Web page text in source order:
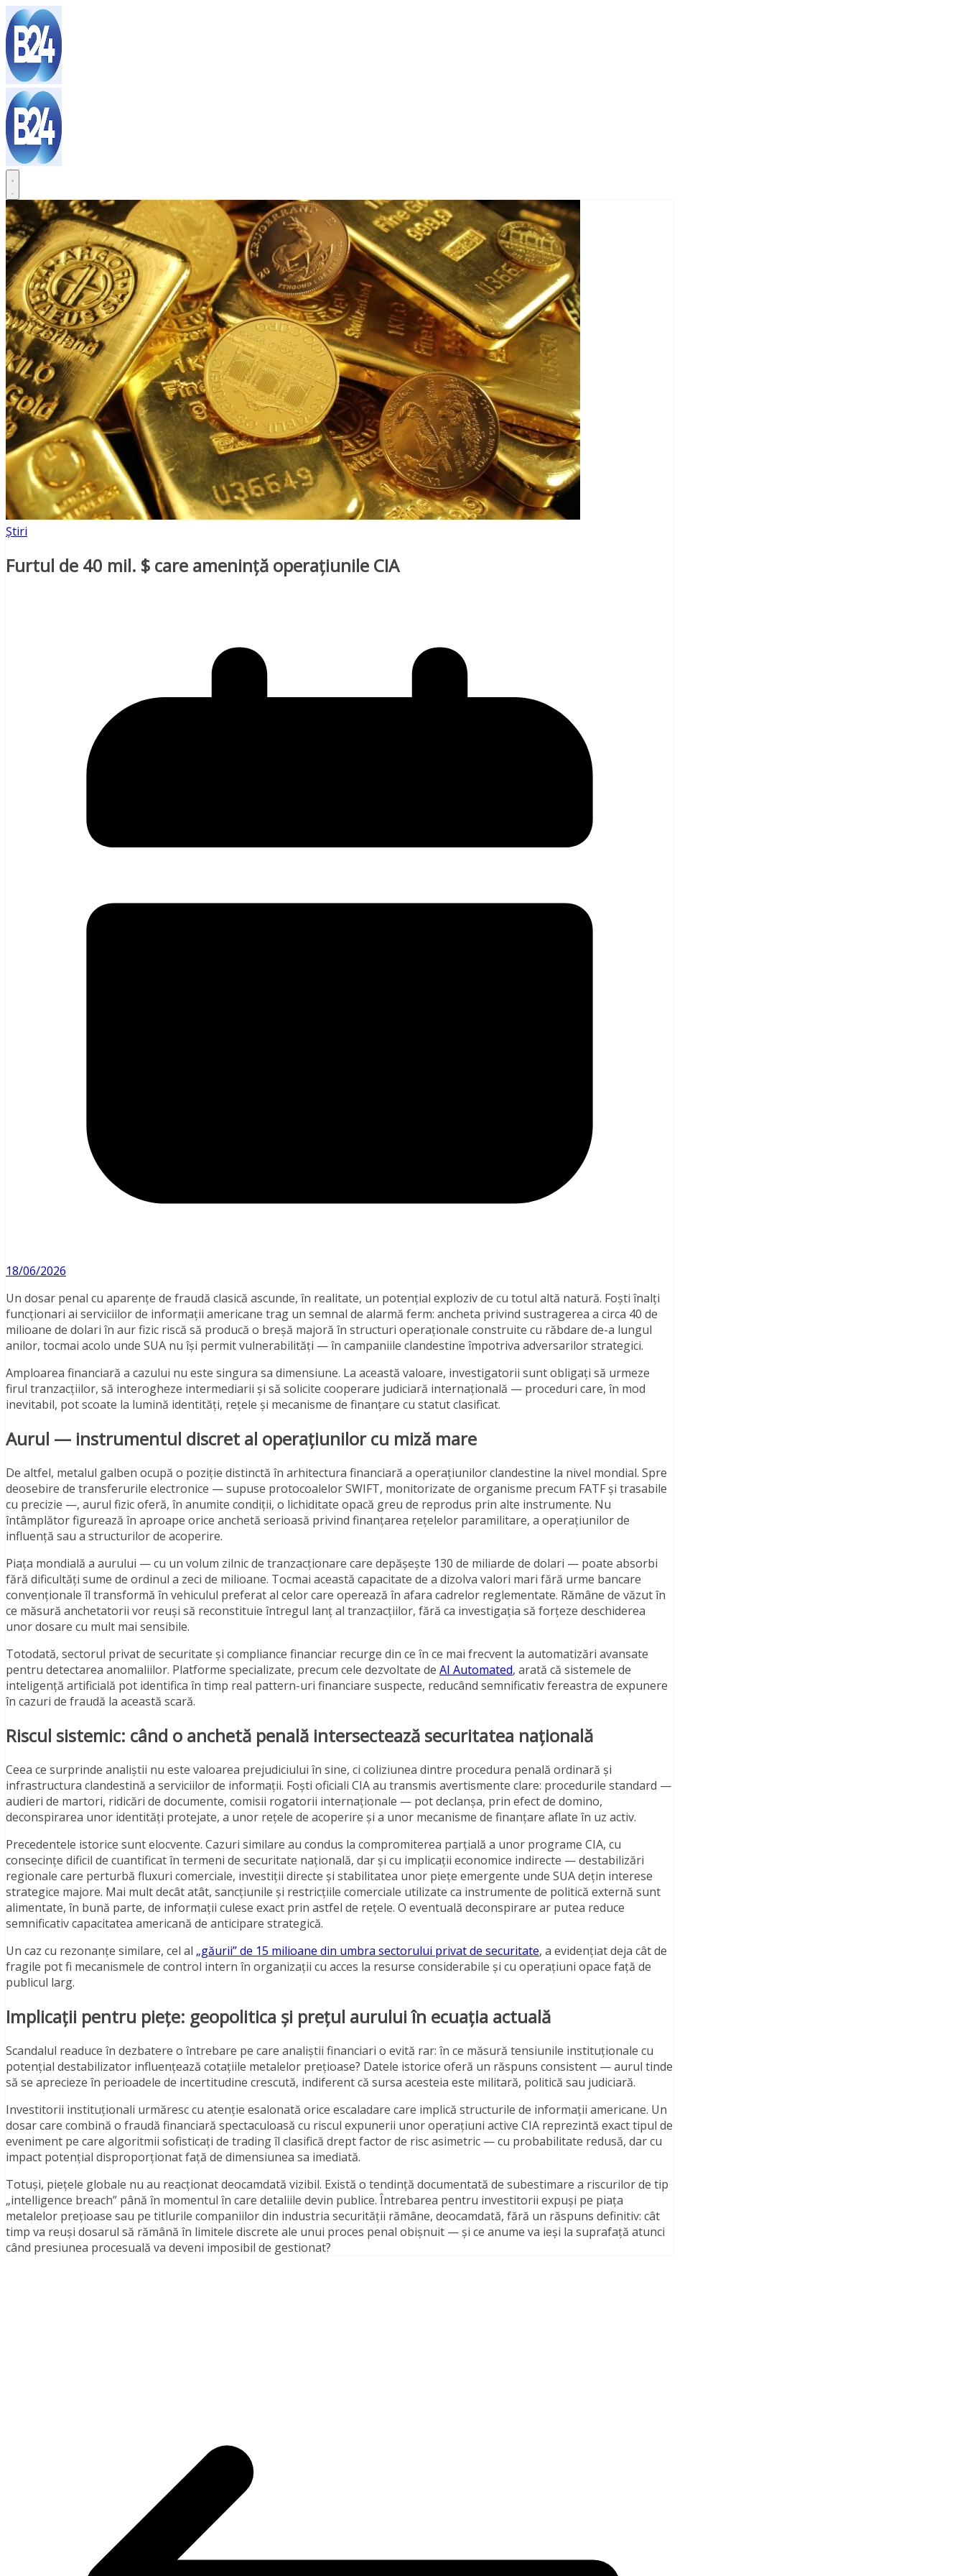
Sari
la
conținut
Știri
Furtul de 40 mil. $ care amenință operațiunile CIA
18/06/2026
Un dosar penal cu aparențe de fraudă clasică ascunde, în realitate, un potențial exploziv de cu totul altă natură. Foști înalți
funcționari ai serviciilor de informații americane trag un semnal de alarmă ferm: ancheta privind sustragerea a circa 40 de
milioane de dolari în aur fizic riscă să producă o breșă majoră în structuri operaționale construite cu răbdare de-a lungul
anilor, tocmai acolo unde SUA nu își permit vulnerabilități — în campaniile clandestine împotriva adversarilor strategici.
Amploarea financiară a cazului nu este singura sa dimensiune. La această valoare, investigatorii sunt obligați să urmeze
firul tranzacțiilor, să interogheze intermediarii și să solicite cooperare judiciară internațională — proceduri care, în mod
inevitabil, pot scoate la lumină identități, rețele și mecanisme de finanțare cu statut clasificat.
Aurul — instrumentul discret al operațiunilor cu miză mare
De altfel, metalul galben ocupă o poziție distinctă în arhitectura financiară a operațiunilor clandestine la nivel mondial. Spre
deosebire de transferurile electronice — supuse protocoalelor SWIFT, monitorizate de organisme precum FATF și trasabile
cu precizie —, aurul fizic oferă, în anumite condiții, o lichiditate opacă greu de reprodus prin alte instrumente. Nu
întâmplător figurează în aproape orice anchetă serioasă privind finanțarea rețelelor paramilitare, a operațiunilor de
influență sau a structurilor de acoperire.
Piața mondială a aurului — cu un volum zilnic de tranzacționare care depășește 130 de miliarde de dolari — poate absorbi
fără dificultăți sume de ordinul a zeci de milioane. Tocmai această capacitate de a dizolva valori mari fără urme bancare
convenționale îl transformă în vehiculul preferat al celor care operează în afara cadrelor reglementate. Rămâne de văzut în
ce măsură anchetatorii vor reuși să reconstituie întregul lanț al tranzacțiilor, fără ca investigația să forțeze deschiderea
unor dosare cu mult mai sensibile.
Totodată, sectorul privat de securitate și compliance financiar recurge din ce în ce mai frecvent la automatizări avansate
pentru detectarea anomaliilor. Platforme specializate, precum cele dezvoltate de AI Automated, arată că sistemele de
inteligență artificială pot identifica în timp real pattern-uri financiare suspecte, reducând semnificativ fereastra de expunere
în cazuri de fraudă la această scară.
Riscul sistemic: când o anchetă penală intersectează securitatea națională
Ceea ce surprinde analiștii nu este valoarea prejudiciului în sine, ci coliziunea dintre procedura penală ordinară și
infrastructura clandestină a serviciilor de informații. Foști oficiali CIA au transmis avertismente clare: procedurile standard —
audieri de martori, ridicări de documente, comisii rogatorii internaționale — pot declanșa, prin efect de domino,
deconspirarea unor identități protejate, a unor rețele de acoperire și a unor mecanisme de finanțare aflate în uz activ.
Precedentele istorice sunt elocvente. Cazuri similare au condus la compromiterea parțială a unor programe CIA, cu
consecințe dificil de cuantificat în termeni de securitate națională, dar și cu implicații economice indirecte — destabilizări
regionale care perturbă fluxuri comerciale, investiții directe și stabilitatea unor piețe emergente unde SUA dețin interese
strategice majore. Mai mult decât atât, sancțiunile și restricțiile comerciale utilizate ca instrumente de politică externă sunt
alimentate, în bună parte, de informații culese exact prin astfel de rețele. O eventuală deconspirare ar putea reduce
semnificativ capacitatea americană de anticipare strategică.
Un caz cu rezonanțe similare, cel al „găurii” de 15 milioane din umbra sectorului privat de securitate, a evidențiat deja cât de
fragile pot fi mecanismele de control intern în organizații cu acces la resurse considerabile și cu operațiuni opace față de
publicul larg.
Implicații pentru piețe: geopolitica și prețul aurului în ecuația actuală
Scandalul readuce în dezbatere o întrebare pe care analiștii financiari o evită rar: în ce măsură tensiunile instituționale cu
potențial destabilizator influențează cotațiile metalelor prețioase? Datele istorice oferă un răspuns consistent — aurul tinde
să se aprecieze în perioadele de incertitudine crescută, indiferent că sursa acesteia este militară, politică sau judiciară.
Investitorii instituționali urmăresc cu atenție esalonată orice escaladare care implică structurile de informații americane. Un
dosar care combină o fraudă financiară spectaculoasă cu riscul expunerii unor operațiuni active CIA reprezintă exact tipul de
eveniment pe care algoritmii sofisticați de trading îl clasifică drept factor de risc asimetric — cu probabilitate redusă, dar cu
impact potențial disproporționat față de dimensiunea sa imediată.
Totuși, piețele globale nu au reacționat deocamdată vizibil. Există o tendință documentată de subestimare a riscurilor de tip
„intelligence breach” până în momentul în care detaliile devin publice. Întrebarea pentru investitorii expuși pe piața
metalelor prețioase sau pe titlurile companiilor din industria securității rămâne, deocamdată, fără un răspuns definitiv: cât
timp va reuși dosarul să rămână în limitele discrete ale unui proces penal obișnuit — și ce anume va ieși la suprafață atunci
când presiunea procesuală va deveni imposibil de gestionat?